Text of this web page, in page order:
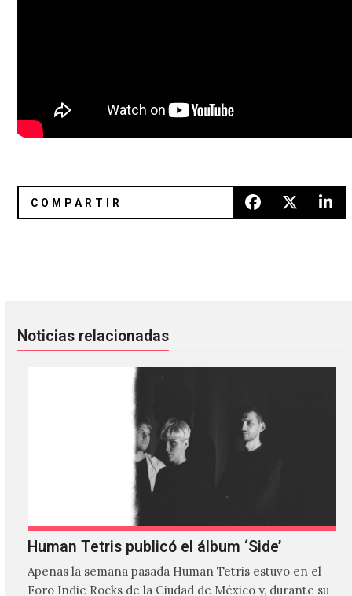
Noticias relacionadas
Human Tetris publicó el álbum ‘Side’
Apenas la semana pasada Human Tetris estuvo en el
Foro Indie Rocks de la Ciudad de México y, durante su